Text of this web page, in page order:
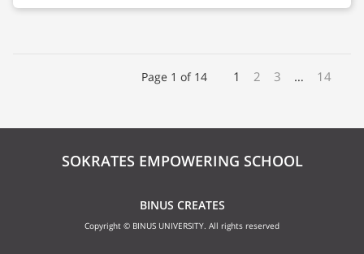
Page 1 of 14 1 2 3 … 14
SOKRATES EMPOWERING SCHOOL
BINUS CREATES
Copyright © BINUS UNIVERSITY. All rights reserved